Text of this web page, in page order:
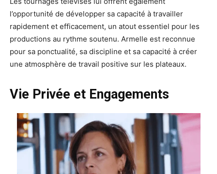
l’opportunité de développer sa capacité à travailler
rapidement et efficacement, un atout essentiel pour les
productions au rythme soutenu. Armelle est reconnue
pour sa ponctualité, sa discipline et sa capacité à créer
une atmosphère de travail positive sur les plateaux.
Vie Privée et Engagements